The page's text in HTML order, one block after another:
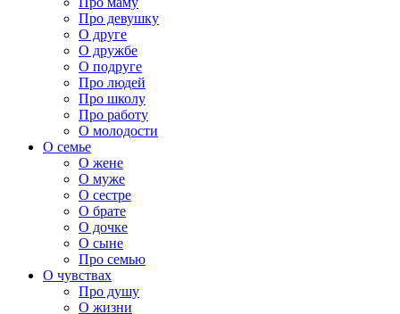
Про девушку
О друге
О дружбе
О подруге
Про людей
Про школу
Про работу
О молодости
О семье
О жене
О муже
О сестре
О брате
О дочке
О сыне
Про семью
О чувствах
Про душу
О жизни